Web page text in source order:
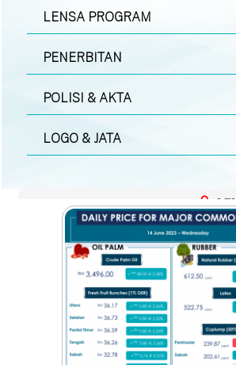
LENSA PROGRAM
PENERBITAN
POLISI & AKTA
LOGO & JATA